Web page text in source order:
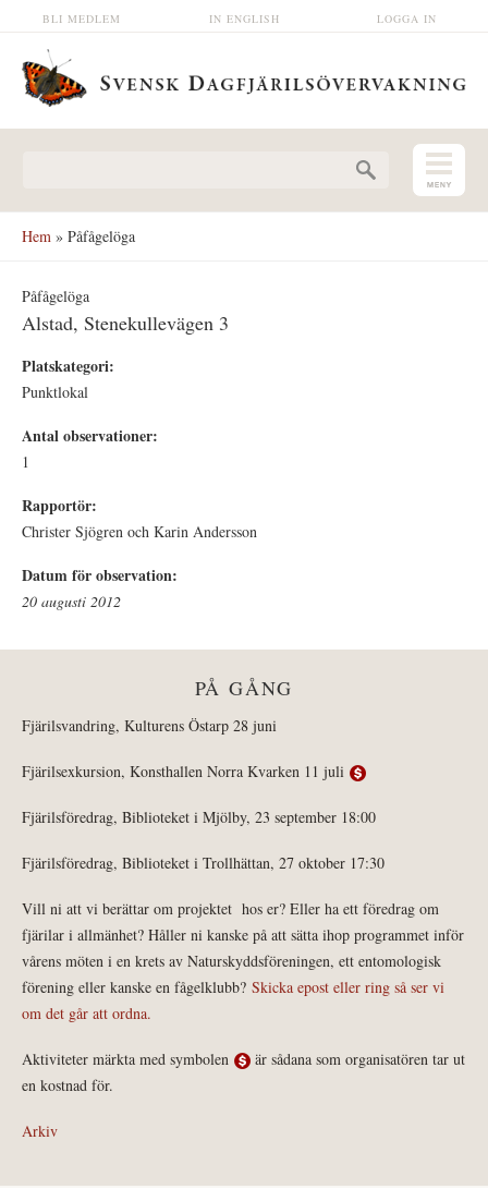
Hoppa till huvudinnehåll LOGGA IN
IN ENGLISH
BLI MEDLEM
Hem » Påfågelöga
Påfågelöga
Alstad, Stenekullevägen 3
Platskategori:
Punktlokal
Antal observationer:
1
Rapportör:
Christer Sjögren och Karin Andersson
Datum för observation:
20 augusti 2012
PÅ GÅNG
Fjärilsvandring, Kulturens Östarp 28 juni
Fjärilsexkursion, Konsthallen Norra Kvarken 11 juli
Fjärilsföredrag, Biblioteket i Mjölby, 23 september 18:00
Fjärilsföredrag, Biblioteket i Trollhättan, 27 oktober 17:30
Vill ni att vi berättar om projektet hos er? Eller ha ett föredrag om
fjärilar i allmänhet? Håller ni kanske på att sätta ihop programmet inför
vårens möten i en krets av Naturskyddsföreningen, ett entomologisk
förening eller kanske en fågelklubb? Skicka epost eller ring så ser vi
om det går att ordna.
Aktiviteter märkta med symbolen
är sådana som organisatören tar ut
en kostnad för.
Arkiv